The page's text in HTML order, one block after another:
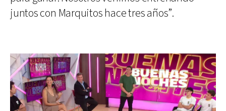
juntos con Marquitos hace tres años”.